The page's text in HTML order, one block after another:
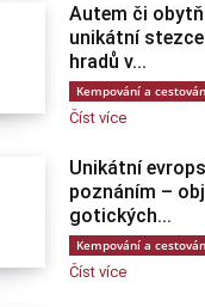
Autem či
unikátní
hradů v...
Kempování a
Číst více
Unikátní
poznáním –
gotických...
Kempování a
Číst více